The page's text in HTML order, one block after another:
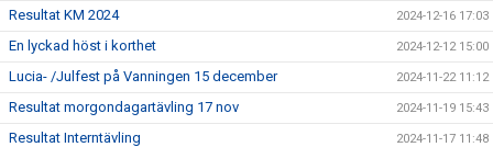
Resultat KM 2024 2024-12-16 17:03
En lyckad höst i korthet 2024-12-12 15:00
Lucia- /Julfest på Vanningen 15 december 2024-11-22 11:12
Resultat morgondagartävling 17 nov 2024-11-19 15:43
Resultat Interntävling 2024-11-17 11:48